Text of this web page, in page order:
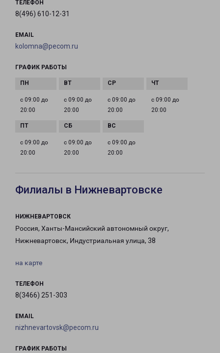
ТЕЛЕФОН
8(496) 610-12-31
EMAIL
kolomna@pecom.ru
ГРАФИК РАБОТЫ
с 09:00 до
20:00
с 09:00 до
20:00
с 09:00 до
20:00
с 09:00 до
20:00
с 09:00 до
20:00
с 09:00 до
20:00
с 09:00 до
20:00
Филиалы в Нижневартовске
НИЖНЕВАРТОВСК
Россия, Ханты-Мансийский автономный округ,
Нижневартовск, Индустриальная улица, 38
на карте
ТЕЛЕФОН
8(3466) 251-303
EMAIL
nizhnevartovsk@pecom.ru
ГРАФИК РАБОТЫ